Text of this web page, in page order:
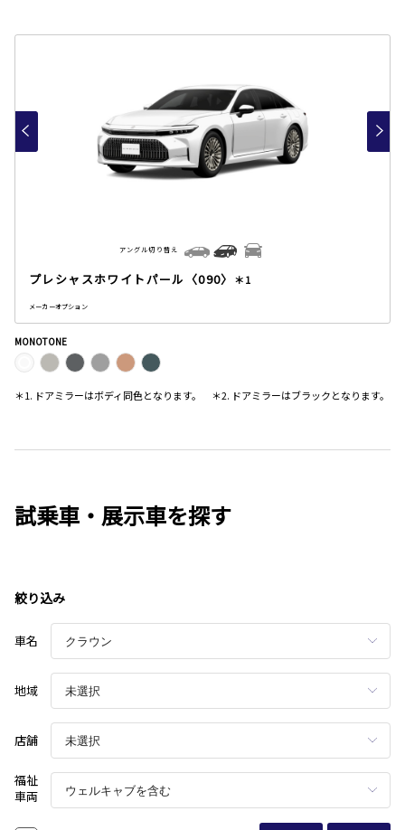
プレシャスホワイトパール〈090〉 ＊1
メーカーオプション
アングル切り替え
MONOTONE
＊1. ドアミラーはボディ同色となります。 ＊2. ドアミラーはブラックとなります。
試乗車・展示車を探す
絞り込み
車名
地域
店舗
福祉
車両